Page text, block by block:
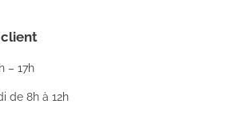
– 17h
de 8h à 12h